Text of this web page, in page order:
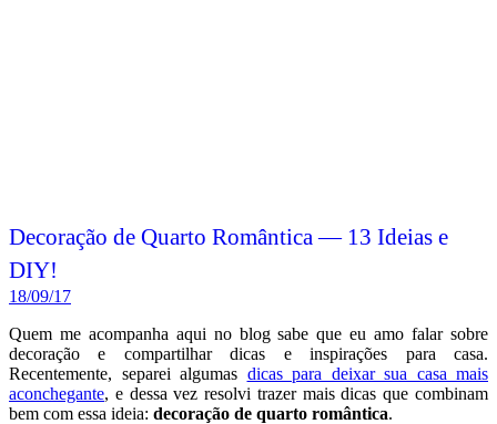
Decoração de Quarto Romântica — 13 Ideias e
DIY!
18/09/17
Quem me acompanha aqui no blog sabe que eu amo falar sobre
decoração e compartilhar dicas e inspirações para casa.
Recentemente, separei algumas dicas para deixar sua casa mais
aconchegante, e dessa vez resolvi trazer mais dicas que combinam
bem com essa ideia: decoração de quarto romântica.